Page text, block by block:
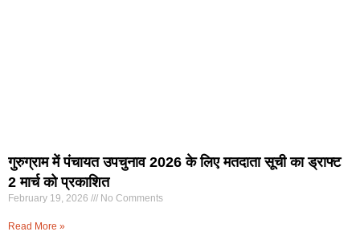
गुरुग्राम में पंचायत उपचुनाव 2026 के लिए मतदाता सूची का ड्राफ्ट
2 मार्च को प्रकाशित
February 19, 2026 No Comments
Read More »